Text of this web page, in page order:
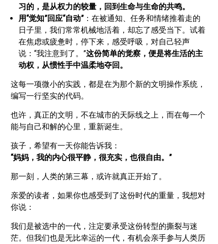
习的，是从权力的较量，回到生命与生命的共鸣。
用“觉知”回应“自动” ：在被通知、任务和情绪推着走的
日子里，我们常常机械地活着，却忘了感受当下。试着
在焦虑或疲惫时，停下来，感受呼吸，对自己轻声
说：“我注意到了。”这份简单的觉察，便是将生活的主
动权，从惯性手中温柔地夺回。
这每一项微小的实践，都是在为那个新的文明操作系统，
编写一行坚实的代码。
也许，真正的文明，不在城市的天际线之上，而在每一个
能与自己和解的心里，重新诞生。
孩子，希望有一天你能告诉我：
“妈妈，我的内心很平静，很充实，也很自由。”
那一刻，人类的第三幕，或许就真正开始了。
亲爱的读者，如果你也感受到了这份时代的重量，我想对
你说：
我们是被选中的一代，注定要承受这份转型的撕裂与迷
茫。但我们也是无比幸运的一代，有机会亲手参与人类历